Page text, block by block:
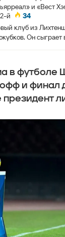
и «Вест
й
34
клуб из
Он сыграет
в футболе
и финал